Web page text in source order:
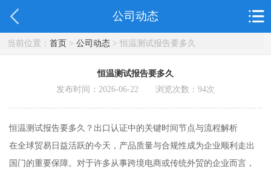
公司动态
当前位置： 首页> 公司动态> 恒温测试报告要多久
恒温测试报告要多久
发布时间：2026-06-22 浏览次数： 94次
恒温测试报告要多久？出口认证中的关键时间节点与流程解析
在全球贸易日益活跃的今天，产品质量与合规性成为企业顺利走出
国门的重要保障。对于许多从事跨境电商或传统外贸的企业而言，